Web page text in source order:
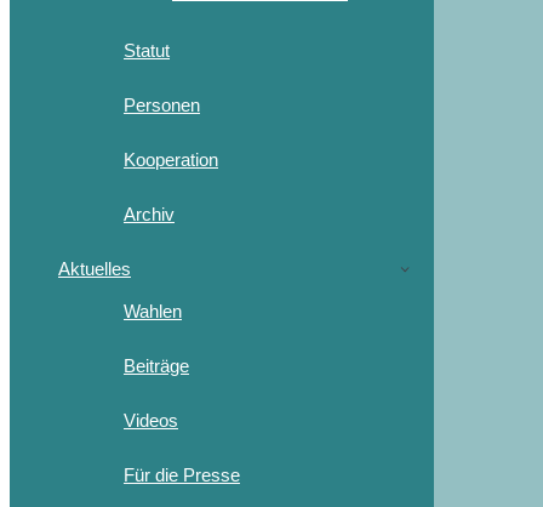
Statut
Personen
Kooperation
Archiv
Aktuelles
Wahlen
Beiträge
Videos
Für die Presse